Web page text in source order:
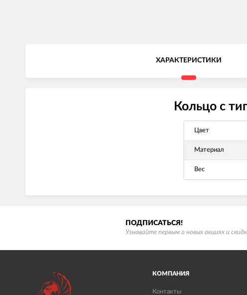
ХАРАКТЕРИСТИКИ
Кольцо с
Цвет
Материал
Вес
ПОДПИСАТЬСЯ!
Узнавайте первым о новых акциях и
КОМПАНИЯ
Контакты